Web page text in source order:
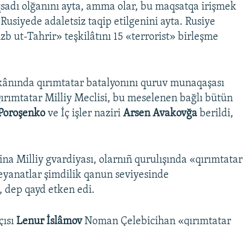
olğanını ayta, amma olar, bu maqsatqa irişmek
adaletsiz taqip etilgenini ayta. Rusiye
ut-Tahrir» teşkilâtını 15 «terrorist» birleşme
qırımtatar batalyonını quruv munaqaşası
Milliy Meclisi, bu meselenen bağlı bütün
ve İç işler naziriArsen Avakovğa berildi,
Milliy gvardiyası, olarnıñ qurulışında «qırımtatar
şimdilik qanun seviyesinde
dep qayd etken edi.
Lenur İslâmovNoman Çelebicihan «qırımtatar